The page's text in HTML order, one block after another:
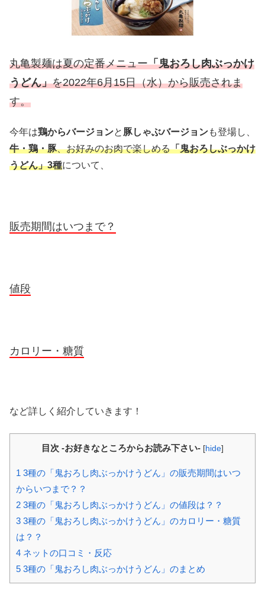
丸亀製麺は夏の定番メニュー「鬼おろし肉ぶっかけ
うどん」を2022年6月15日（水）から販売されま
す。
今年は鶏からバージョンと 豚しゃぶバージョンも登場し、
牛・鶏・豚、お好みのお肉で楽しめる「鬼おろしぶっかけ
うどん」3種について、
販売期間はいつまで？
値段
カロリー・糖質
など詳しく紹介していきます！
目次 -お好きなところからお読み下さい- [hide]
1 3種の「鬼おろし肉ぶっかけうどん」の販売期間はいつ
からいつまで？？
2 3種の「鬼おろし肉ぶっかけうどん」の値段は？？
3 3種の「鬼おろし肉ぶっかけうどん」のカロリー・糖質
は？？
4 ネットの口コミ・反応
5 3種の「鬼おろし肉ぶっかけうどん」のまとめ